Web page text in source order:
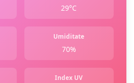
29°C
Umiditate
70%
Index UV